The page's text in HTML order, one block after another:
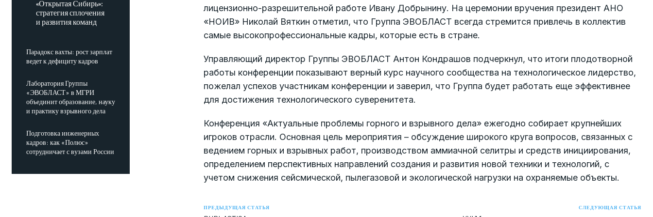
«Открытая Сибирь»:
стратегия сплочения
и развития команд
Парадокс вахты: рост зарплат
ведет к дефициту кадров
Лаборатория Группы
«ЭВОБЛАСТ» в МГРИ
объединит образование, науку
и практику взрывного дела
Подготовка инженерных
кадров: как «Полюс»
сотрудничает с вузами России
лицензионно-разрешительной работе Ивану Добрынину. На церемонии вручения президент АНО
«НОИВ» Николай Вяткин отметил, что Группа ЭВОБЛАСТ всегда стремится привлечь в коллектив
самые высокопрофессиональные кадры, которые есть в стране.
Управляющий директор Группы ЭВОБЛАСТ Антон Кондрашов подчеркнул, что итоги плодотворной
работы конференции показывают верный курс научного сообщества на технологическое лидерство,
пожелал успехов участникам конференции и заверил, что Группа будет работать еще эффективнее
для достижения технологического суверенитета.
Конференция «Актуальные проблемы горного и взрывного дела» ежегодно собирает крупнейших
игроков отрасли. Основная цель мероприятия – обсуждение широкого круга вопросов, связанных с
ведением горных и взрывных работ, производством аммиачной селитры и средств инициирования,
определением перспективных направлений создания и развития новой техники и технологий, с
учетом снижения сейсмической, пылегазовой и экологической нагрузки на охраняемые объекты.
ПРЕДЫДУЩАЯ СТАТЬЯ СЛЕДУЮЩАЯ СТАТЬЯ